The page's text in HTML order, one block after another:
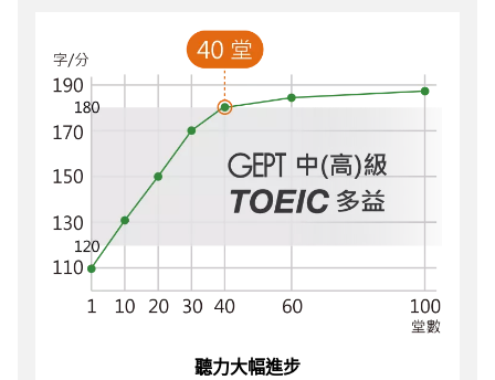
聽力大幅進步